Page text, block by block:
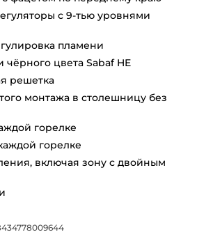
с 9-тью уровнями
пламени
цвета Sabaf HE
решетка
монтажа в столешницу без
горелке
горелке
включая зону с двойным